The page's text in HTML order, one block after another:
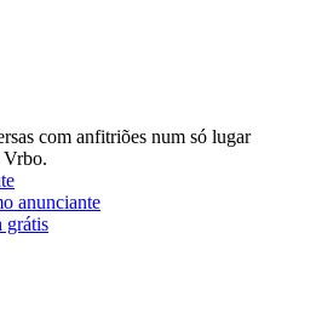
com anfitriões num só lugar
Vrbo.
anunciante
grátis